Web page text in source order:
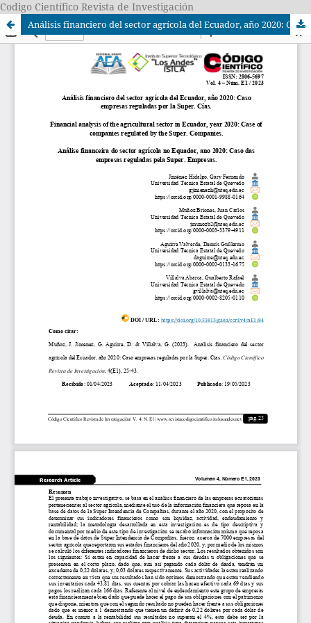
Codigo Científico Revista de Investigación
Análisis financiero del sector agrícola del Ecuador, año 2020: Caso empresas reguladas por la Super. Cías.